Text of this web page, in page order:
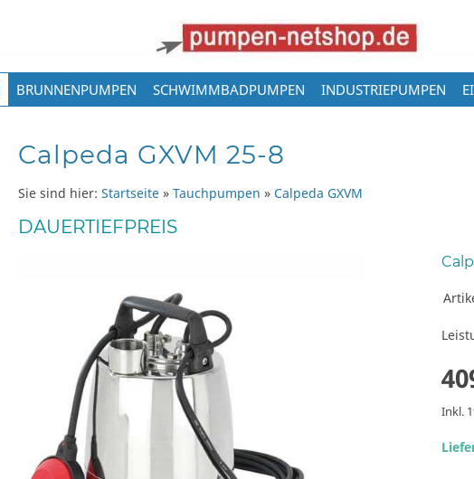
BRUNNENPUMPEN SCHWIMMBADPUMPEN INDUSTRIEPUMPEN
Calpeda GXVM 25-8
Sie sind hier: Startseite » Tauchpumpen » Calpeda GXVM
DAUERTIEFPREIS
Inkl.